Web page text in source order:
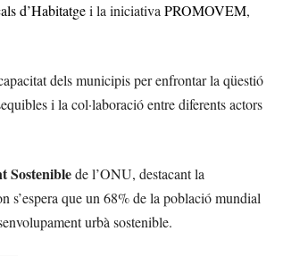
d’Habitatgei la iniciativaPROMOVEM,
dels municipis per enfrontar la qüestió
i la col·laboració entre diferents actors
Sosteniblede l’ONU, destacant la
s’espera que un 68% de la població mundial
urbà sostenible.